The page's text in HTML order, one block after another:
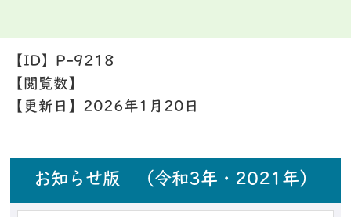
【ID】 P-9218
【閲覧数】
【更新日】 2026年1月20日
お知らせ版 （令和3年・2021年）